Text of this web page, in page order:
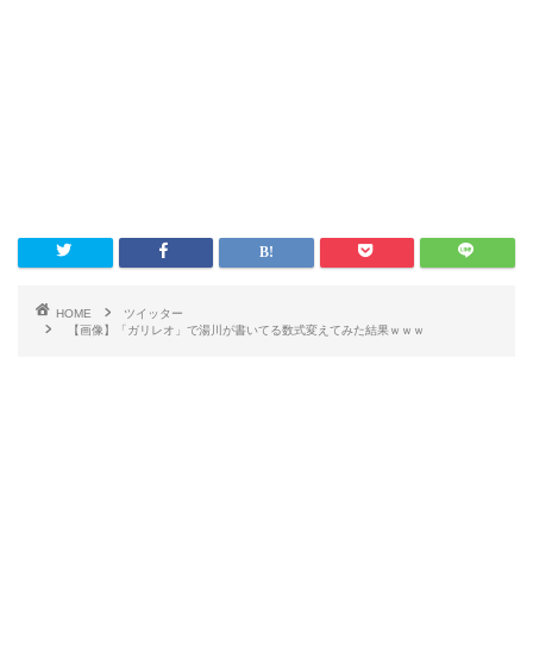
HOME
ツイッター
【画像】「ガリレオ」で湯川が書いてる数式変えてみた結果ｗｗｗ